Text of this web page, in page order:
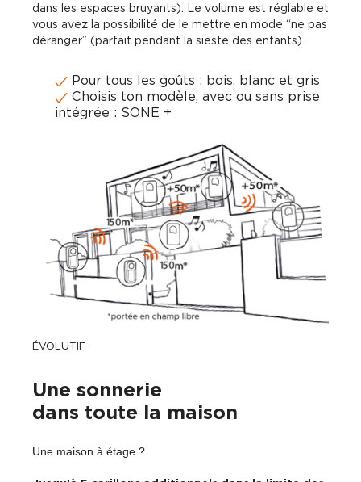
dans les espaces bruyants). Le volume est réglable et
vous avez la possibilité de le mettre en mode “ne pas
déranger” (parfait pendant la sieste des enfants).
Pour tous les goûts : bois, blanc et gris
Choisis ton modèle, avec ou sans prise
intégrée : SONE +
ÉVOLUTIF
Une sonnerie
dans toute la maison
Une maison à étage ?